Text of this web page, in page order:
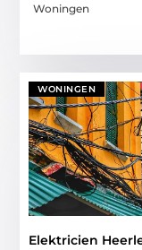
Woningen
WONINGEN
Elektricien